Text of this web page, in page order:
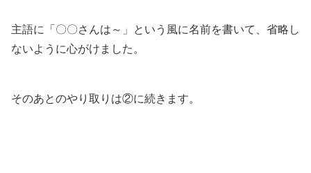
主語に「〇〇さんは～」という風に名前を書いて、省略し
ないように心がけました。
そのあとのやり取りは②に続きます。